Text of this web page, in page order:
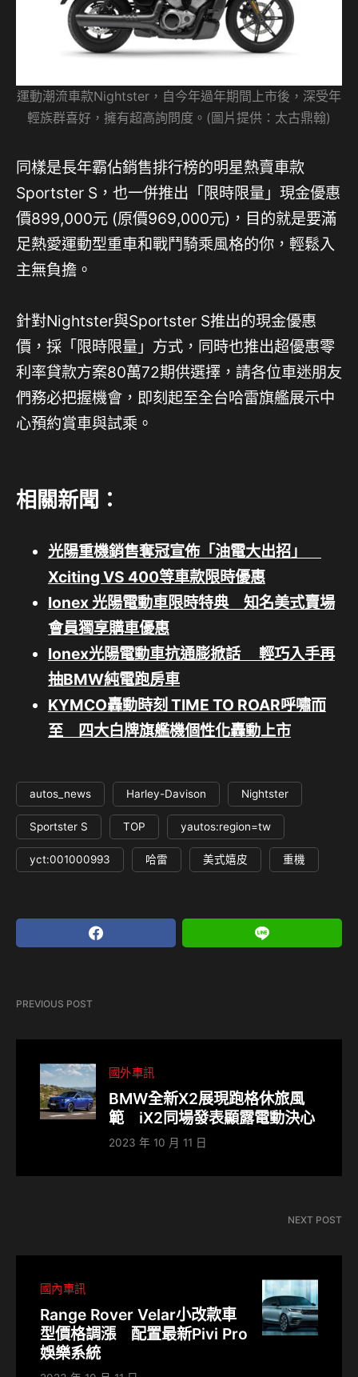
運動潮流車款Nightster，自今年過年期間上市後，深受年
輕族群喜好，擁有超高詢問度。(圖片提供：太古鼎翰)
同樣是長年霸佔銷售排行榜的明星熱賣車款
Sportster S，也一併推出「限時限量」現金優惠
價899,000元 (原價969,000元)，目的就是要滿
足熱愛運動型重車和戰鬥騎乘風格的你，輕鬆入
主無負擔。
針對Nightster與Sportster S推出的現金優惠
價，採「限時限量」方式，同時也推出超優惠零
利率貸款方案80萬72期供選擇，請各位車迷朋友
們務必把握機會，即刻起至全台哈雷旗艦展示中
心預約賞車與試乘。
相關新聞：
光陽重機銷售奪冠宣佈「油電大出招」
Xciting VS 400等車款限時優惠
Ionex 光陽電動車限時特典 知名美式賣場
會員獨享購車優惠
Ionex光陽電動車抗通膨掀話 輕巧入手再
抽BMW純電跑房車
KYMCO轟動時刻 TIME TO ROAR呼嘯而
至 四大白牌旗艦機個性化轟動上市
autos_news Harley-Davison Nightster
Sportster S TOP yautos:region=tw
yct:001000993 哈雷 美式嬉皮 重機
PREVIOUS POST
國外車訊
BMW全新X2展現跑格休旅風
範 iX2同場發表顯露電動決心
2023 年 10 月 11 日
NEXT POST
國內車訊
Range Rover Velar小改款車
型價格調漲 配置最新Pivi Pro
娛樂系統